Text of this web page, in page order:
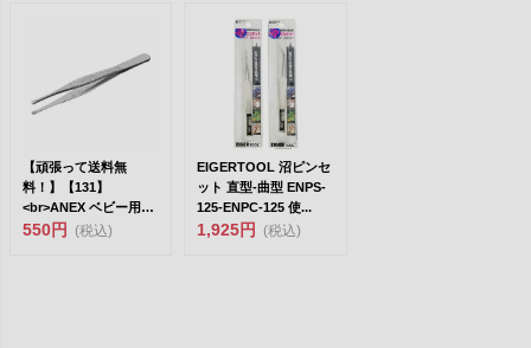
【頑張って送料無
料！】【131】
<br>ANEX ベビー用ピ
ンセット 1...
550円 (税込)
EIGERTOOL 沼ピンセ
ット 直型-曲型 ENPS-
125-ENPC-125 使...
1,925円 (税込)